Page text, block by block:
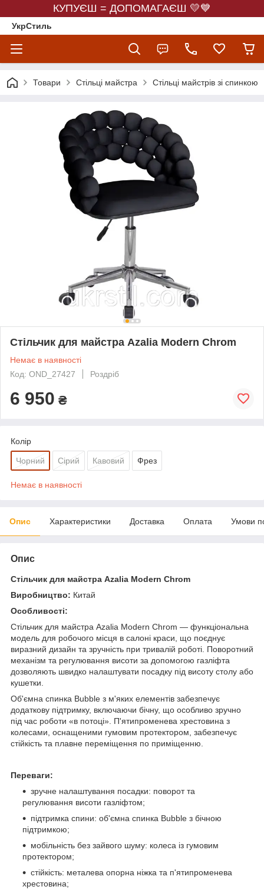
КУПУЄШ = ДОПОМАГАЄШ 💛💙
УкрСтиль
Товари Стільці майстра Стільці майстрів зі спинкою
Стільчик для майстра Azalia Modern Chrom
Немає в наявності
Код: OND_27427
Роздріб
6 950 ₴
Колір
Чорний Сірий Кавовий Фрез
Немає в наявності
Опис Характеристики Доставка Оплата Умови
Опис
Стільчик для майстра Azalia Modern Chrom
Виробництво: Китай
Особливості:
Стільчик для майстра Azalia Modern Chrom — функціональна
модель для робочого місця в салоні краси, що поєднує
виразний дизайн та зручність при тривалій роботі. Поворотний
механізм та регулювання висоти за допомогою газліфта
дозволяють швидко налаштувати посадку під висоту столу або
кушетки.
Об'ємна спинка Bubble з м'яких елементів забезпечує
додаткову підтримку, включаючи бічну, що особливо зручно
під час роботи «в потоці». П'ятипроменева хрестовина з
колесами, оснащеними гумовим протектором, забезпечує
стійкість та плавне переміщення по приміщенню.
Переваги:
зручне налаштування посадки: поворот та
регулювання висоти газліфтом;
підтримка спини: об'ємна спинка Bubble з бічною
підтримкою;
мобільність без зайвого шуму: колеса із гумовим
протектором;
стійкість: металева опорна ніжка та п'ятипроменева
хрестовина;